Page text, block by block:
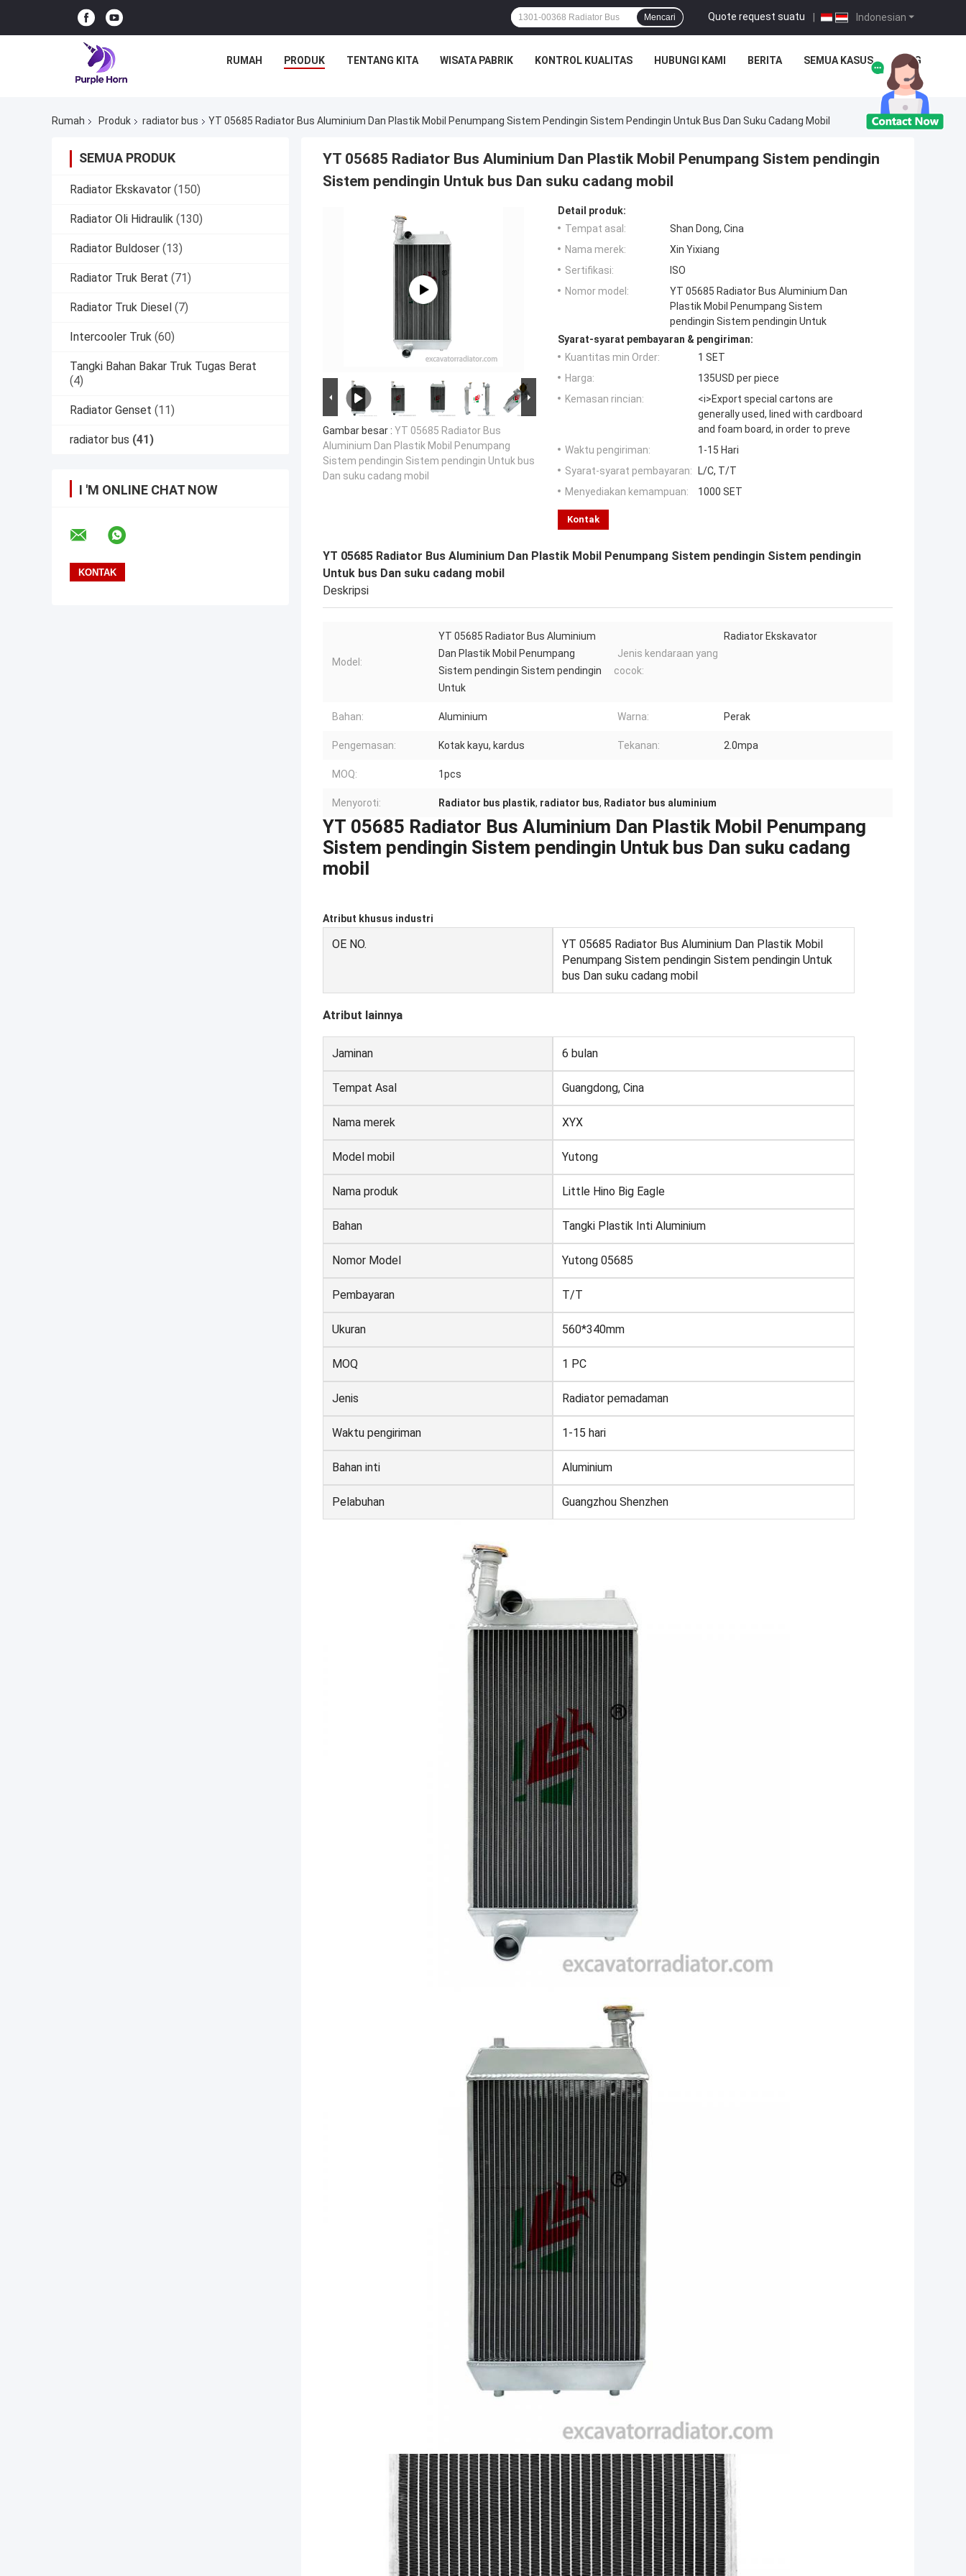
Indonesian
Quote request suatu |
Mencari
RUMAH PRODUK TENTANG KITA WISATA PABRIK KONTROL KUALITAS HUBUNGI KAMI BERITA SEMUA KASUS BLOG
Rumah Produk radiator bus YT 05685 Radiator Bus Aluminium Dan Plastik Mobil Penumpang Sistem Pendingin Sistem Pendingin Untuk Bus Dan Suku Cadang Mobil
SEMUA PRODUK
Radiator Ekskavator (150)
Radiator Oli Hidraulik (130)
Radiator Buldoser (13)
Radiator Truk Berat (71)
Radiator Truk Diesel (7)
Intercooler Truk (60)
Tangki Bahan Bakar Truk Tugas Berat
(4)
Radiator Genset (11)
radiator bus (41)
I 'M ONLINE CHAT NOW
YT 05685 Radiator Bus Aluminium Dan Plastik Mobil Penumpang Sistem pendingin
Sistem pendingin Untuk bus Dan suku cadang mobil
Gambar besar : YT 05685 Radiator Bus
Aluminium Dan Plastik Mobil Penumpang
Sistem pendingin Sistem pendingin Untuk bus
Dan suku cadang mobil
Detail produk:
Tempat asal:
Shan Dong, Cina
Nama merek:
Xin Yixiang
Sertifikasi:
ISO
Nomor model:
YT 05685 Radiator Bus Aluminium Dan
Plastik Mobil Penumpang Sistem
pendingin Sistem pendingin Untuk
Syarat-syarat pembayaran & pengiriman:
Kuantitas min Order:
1 SET
Harga:
135USD per piece
Kemasan rincian:
<i>Export special cartons are
generally used, lined with cardboard
and foam board, in order to preve
Waktu pengiriman:
1-15 Hari
Syarat-syarat pembayaran:
L/C, T/T
Menyediakan kemampuan:
1000 SET
Kontak
YT 05685 Radiator Bus Aluminium Dan Plastik Mobil Penumpang Sistem pendingin Sistem pendingin
Untuk bus Dan suku cadang mobil
Deskripsi
Model:
YT 05685 Radiator Bus Aluminium
Dan Plastik Mobil Penumpang
Sistem pendingin Sistem pendingin
Untuk
Jenis kendaraan yang
cocok:
Radiator Ekskavator
Bahan: Aluminium Warna: Perak
Pengemasan: Kotak kayu, kardus Tekanan: 2.0mpa
MOQ: 1pcs
Menyoroti: Radiator bus plastik, radiator bus, Radiator bus aluminium
YT 05685 Radiator Bus Aluminium Dan Plastik Mobil Penumpang
Sistem pendingin Sistem pendingin Untuk bus Dan suku cadang
mobil
Atribut khusus industri
OE NO.
YT 05685 Radiator Bus Aluminium Dan Plastik Mobil
Penumpang Sistem pendingin Sistem pendingin Untuk
bus Dan suku cadang mobil
Atribut lainnya
Jaminan 6 bulan
Tempat Asal Guangdong, Cina
Nama merek XYX
Model mobil Yutong
Nama produk Little Hino Big Eagle
Bahan Tangki Plastik Inti Aluminium
Nomor Model Yutong 05685
Pembayaran T/T
Ukuran 560*340mm
MOQ 1 PC
Jenis Radiator pemadaman
Waktu pengiriman 1-15 hari
Bahan inti Aluminium
Pelabuhan Guangzhou Shenzhen